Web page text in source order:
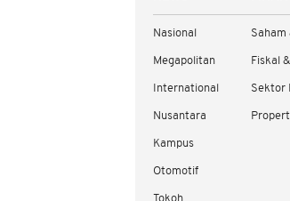
Nasional
Megapolitan
International
Nusantara
Kampus
Otomotif
Saham
Fiskal
Sektor